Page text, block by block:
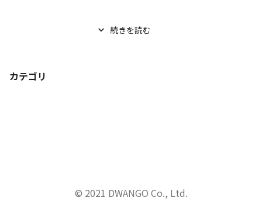
続きを読む
カテゴリ
© 2021 DWANGO Co., Ltd.